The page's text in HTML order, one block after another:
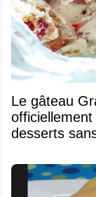
Le gâteau Graham et fraises se mérite
desserts